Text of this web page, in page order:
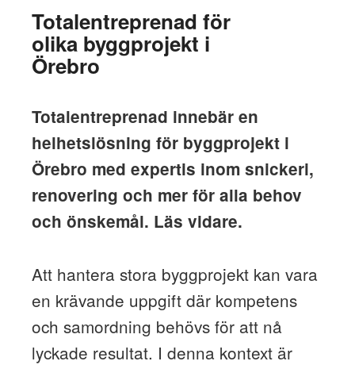
Totalentreprenad för
olika byggprojekt i
Örebro
Totalentreprenad innebär en
helhetslösning för byggprojekt i
Örebro med expertis inom snickeri,
renovering och mer för alla behov
och önskemål. Läs vidare.
Att hantera stora byggprojekt kan vara
en krävande uppgift där kompetens
och samordning behövs för att nå
lyckade resultat. I denna kontext är